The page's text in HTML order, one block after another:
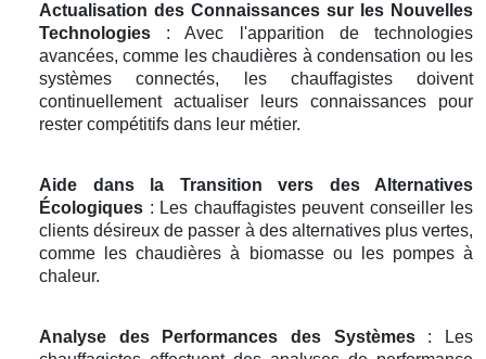
Actualisation des Connaissances sur les Nouvelles
Technologies : Avec l'apparition de technologies
avancées, comme les chaudières à condensation ou les
systèmes connectés, les chauffagistes doivent
continuellement actualiser leurs connaissances pour
rester compétitifs dans leur métier.
Aide dans la Transition vers des Alternatives
Écologiques : Les chauffagistes peuvent conseiller les
clients désireux de passer à des alternatives plus vertes,
comme les chaudières à biomasse ou les pompes à
chaleur.
Analyse des Performances des Systèmes: Les